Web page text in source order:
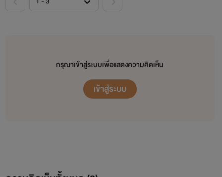
กรุณาเข้าสู่ระบบเพื่อแสดงความคิดเห็น
เข้าสู่ระบบ